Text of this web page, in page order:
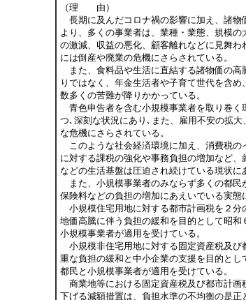
（理 由）
長期に及んだコロナ禍の影響に加え、諸物
より、多くの事業者は、業種・業態、規模
の激減、収益の悪化、顧客離れなどに見舞
には倒産や廃業の危機にさらされている。
また、食料品や生活に直結する諸物価の高
りではなく、年金生活者や子育て世代を含
数多くの苦難が降りかかっている。
青色申告者を含む小規模事業者を取り巻く
つ､深刻な状況にあり､また、雇用不安の拡
な危機にさらされている。
このような社会経済環境に加え、消費税の
に対する課税の強化や事務負担の増加など
などの生活基盤は圧迫され続けている現状に
また、小規模事業者のみならず多くの都民
保険料などの負担の増加にあえいでいる実態
小規模住宅用地に対する都市計画税を２分
地価高騰に伴う負担の緩和を目的として昭
小規模事業者が適用を受けている。
小規模非住宅用地に対する固定資産税及び
重な負担の緩和と中小企業の支援を目的と
都民と小規模事業者が適用を受けている。
商業地等における固定資産税及び都市計画
下げる減額措置は、負担水準の不均衡の是